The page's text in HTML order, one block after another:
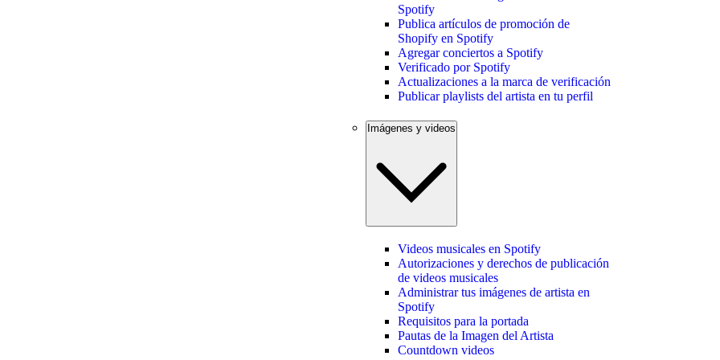
Spotify
Publica artículos de promoción de
Shopify en Spotify
Agregar conciertos a Spotify
Verificado por Spotify
Actualizaciones a la marca de verificación
Publicar playlists del artista en tu perfil
Imágenes y videos
Videos musicales en Spotify
Autorizaciones y derechos de publicación
de videos musicales
Administrar tus imágenes de artista en
Spotify
Requisitos para la portada
Pautas de la Imagen del Artista
Countdown videos